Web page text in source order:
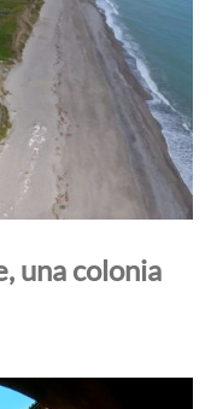
una colonia